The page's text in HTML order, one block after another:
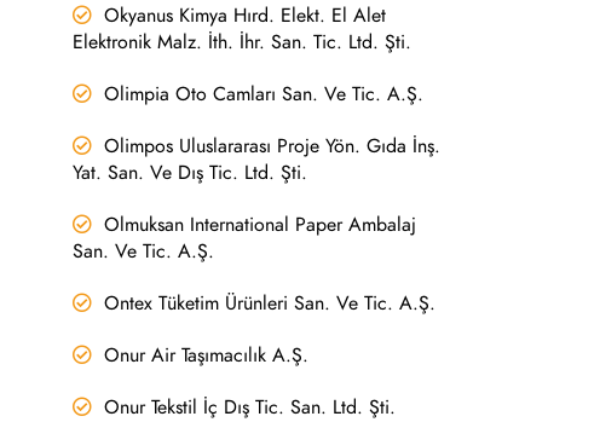
Okyanus Kimya Hırd. Elekt. El Alet
Elektronik Malz. İth. İhr. San. Tic. Ltd. Şti.
Olimpia Oto Camları San. Ve Tic. A.Ş.
Olimpos Uluslararası Proje Yön. Gıda İnş.
Yat. San. Ve Dış Tic. Ltd. Şti.
Olmuksan International Paper Ambalaj
San. Ve Tic. A.Ş.
Ontex Tüketim Ürünleri San. Ve Tic. A.Ş.
Onur Air Taşımacılık A.Ş.
Onur Tekstil İç Dış Tic. San. Ltd. Şti.